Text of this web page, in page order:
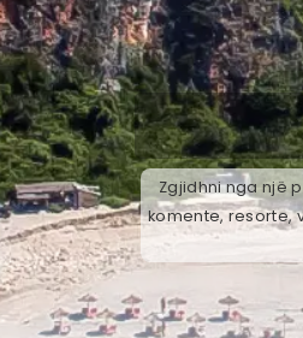
Zgjidhni nga një
komente, resorte,